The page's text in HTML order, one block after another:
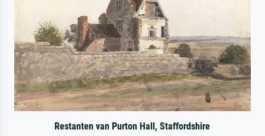
Restanten van Purton Hall, Staffordshire